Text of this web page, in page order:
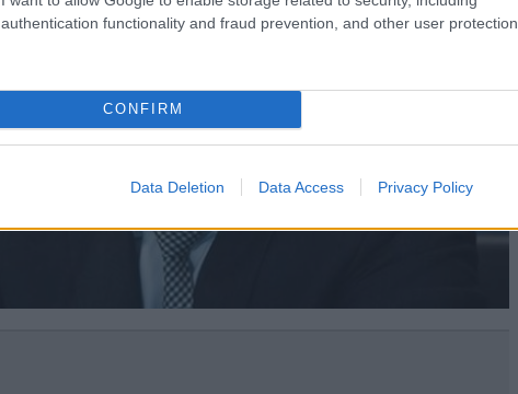
authentication functionality and fraud prevention, and other user protection.
CONFIRM
Data Deletion Data Access Privacy Policy